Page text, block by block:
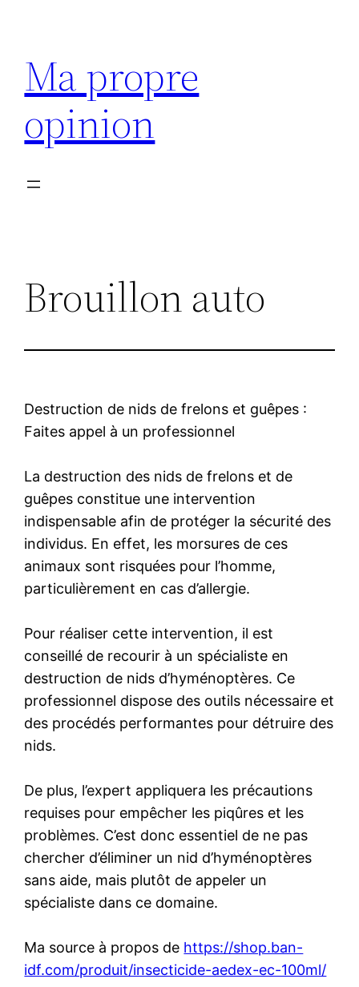
contenu
Ma propre
opinion
Brouillon auto
Destruction de nids de frelons et guêpes :
Faites appel à un professionnel
La destruction des nids de frelons et de
guêpes constitue une intervention
indispensable afin de protéger la sécurité des
individus. En effet, les morsures de ces
animaux sont risquées pour l’homme,
particulièrement en cas d’allergie.
Pour réaliser cette intervention, il est
conseillé de recourir à un spécialiste en
destruction de nids d’hyménoptères. Ce
professionnel dispose des outils nécessaire et
des procédés performantes pour détruire des
nids.
De plus, l’expert appliquera les précautions
requises pour empêcher les piqûres et les
problèmes. C’est donc essentiel de ne pas
chercher d’éliminer un nid d’hyménoptères
sans aide, mais plutôt de appeler un
spécialiste dans ce domaine.
Ma source à propos de https://shop.ban-
idf.com/produit/insecticide-aedex-ec-100ml/